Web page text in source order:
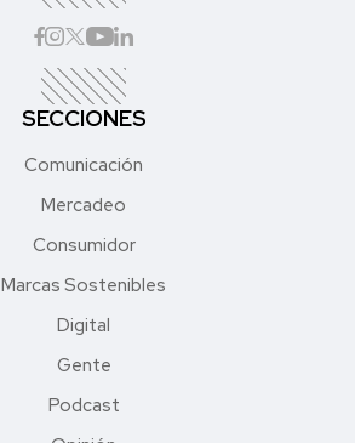
SECCIONES
Comunicación
Mercadeo
Consumidor
Marcas Sostenibles
Digital
Gente
Podcast